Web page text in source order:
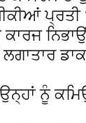
ਪ੍ਰਤੀ
ਕਾਰਜ
ਨੂੰ